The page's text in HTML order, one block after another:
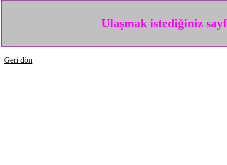
Ulaşmak istediğiniz
Geri dön